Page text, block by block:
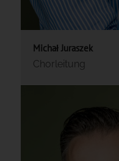
Michał Juraszek
Chorleitung